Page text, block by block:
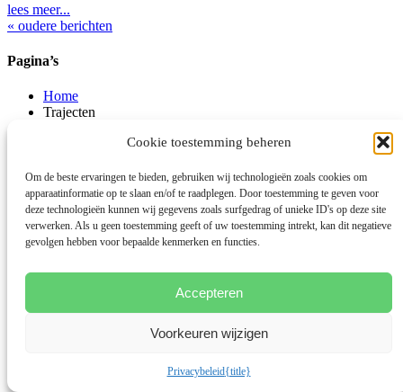
Cookie toestemming beheren
Om de beste ervaringen te bieden, gebruiken wij technologieën zoals cookies om
apparaatinformatie op te slaan en/of te raadplegen. Door toestemming te geven voor
deze technologieën kunnen wij gegevens zoals surfgedrag of unieke ID's op deze site
verwerken. Als u geen toestemming geeft of uw toestemming intrekt, kan dit negatieve
gevolgen hebben voor bepaalde kenmerken en functies.
Accepteren
Voorkeuren wijzigen
Privacybeleid{title}
lees meer...
« oudere berichten
Pagina’s
Home
Trajecten
Voor kinderen
Blog
Over Mirjam
Contact
Gratis eBook
Tips en oefeningen
Verhalen uit mijn praktijk